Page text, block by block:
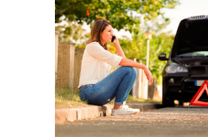
Boletos de cine 2x1